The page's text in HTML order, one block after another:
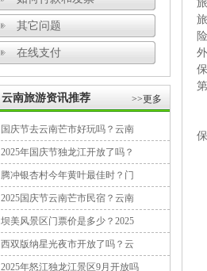
其它问题
在线支付
云南旅游资讯推荐 >>更多
国庆节去云南芒市好玩吗？云南
2025年国庆节独龙江开放了吗？
腾冲银杏村今年黄叶最佳时？门
2025国庆节云南芒市民宿？云南
坝美风景区门票价是多少？2025
西双版纳星光夜市开放了吗？云
2025年怒江独龙江景区9月开放吗